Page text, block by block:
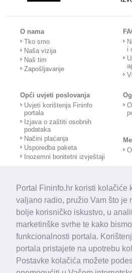
Portal Fininfo.hr koristi kolačiće
valjano radio, pružio Vam što je
bolje korisničko iskustvo, u
marketinške svrhe te kako
funkcionalnosti portala.
portala pristajete na upotrebu
Postavke kolačića možete
O nama
Tko smo
Naša vizija
Naš tim
Zapošljavanje
i
Opći uvjeti poslovanja
Uvjeti korištenja Fininfo
portala
Izjava o zaštiti osobnih
podataka
Načini plaćanja
Usporedba paketa
Inozemni bonitetni izvještaji